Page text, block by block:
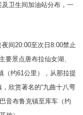
卫生间加油站分布，一
间20:00至次日8:00禁止
要景点唐布拉仙女湖、
（约61公里），从那拉提
欣赏著名的“九曲十八弯
音布鲁克镇至库车（约